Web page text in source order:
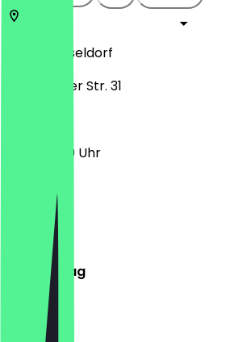
Düsseldorf
Gladbacher Str. 31
11:30 - 21:30 Uhr
Montag
Dienstag
Mittwoch
Donnerstag
Freitag
Samstag
Sonntag